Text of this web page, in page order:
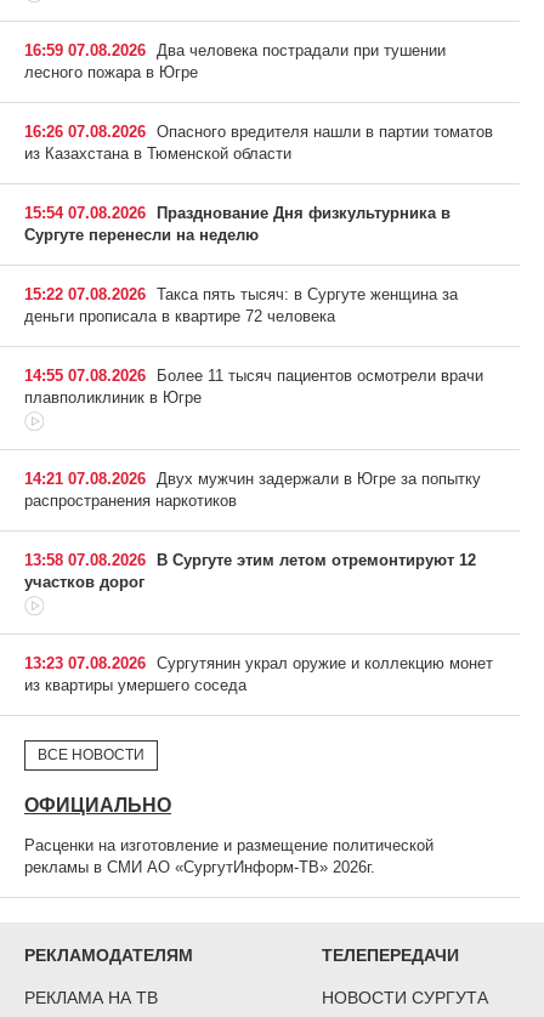
16:59 07.08.2026 Два человека пострадали при тушении
лесного пожара в Югре
16:26 07.08.2026 Опасного вредителя нашли в партии томатов
из Казахстана в Тюменской области
15:54 07.08.2026
Празднование Дня физкультурника в
Сургуте перенесли на неделю
15:22 07.08.2026 Такса пять тысяч: в Сургуте женщина за
деньги прописала в квартире 72 человека
14:55 07.08.2026
Более 11 тысяч пациентов осмотрели врачи
плавполиклиник в Югре
14:21 07.08.2026 Двух мужчин задержали в Югре за попытку
распространения наркотиков
13:58 07.08.2026
В Сургуте этим летом отремонтируют 12
участков дорог
13:23 07.08.2026 Сургутянин украл оружие и коллекцию монет
из квартиры умершего соседа
ВСЕ НОВОСТИ
ОФИЦИАЛЬНО
Расценки на изготовление и размещение политической
рекламы в СМИ АО «СургутИнформ-ТВ» 2026г.
РЕКЛАМОДАТЕЛЯМ
РЕКЛАМА НА ТВ
ТЕЛЕПЕРЕДАЧИ
НОВОСТИ СУРГУТА